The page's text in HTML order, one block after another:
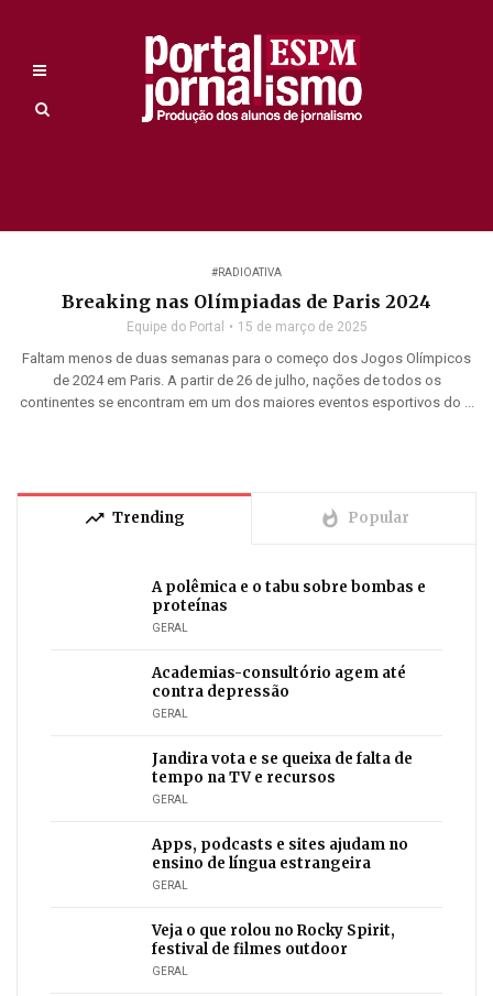
#RADIOATIVA
Breaking nas Olímpiadas de Paris 2024
Equipe do Portal 15 de março de 2025
Faltam menos de duas semanas para o começo dos Jogos Olímpicos
de 2024 em Paris. A partir de 26 de julho, nações de todos os
continentes se encontram em um dos maiores eventos esportivos do ...
trending_up Trending whatshot Popular
A polêmica e o tabu sobre bombas e
proteínas
GERAL
Academias-consultório agem até
contra depressão
GERAL
Jandira vota e se queixa de falta de
tempo na TV e recursos
GERAL
Apps, podcasts e sites ajudam no
ensino de língua estrangeira
GERAL
Veja o que rolou no Rocky Spirit,
festival de filmes outdoor
GERAL